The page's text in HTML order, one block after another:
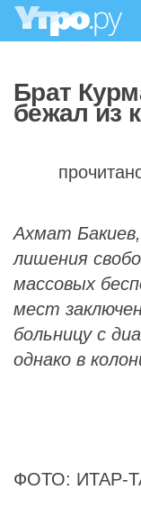
Брат
бежал из
Ахмат
лишения
массовых
мест
больницу с
однако в
ФОТО: ИТАР-